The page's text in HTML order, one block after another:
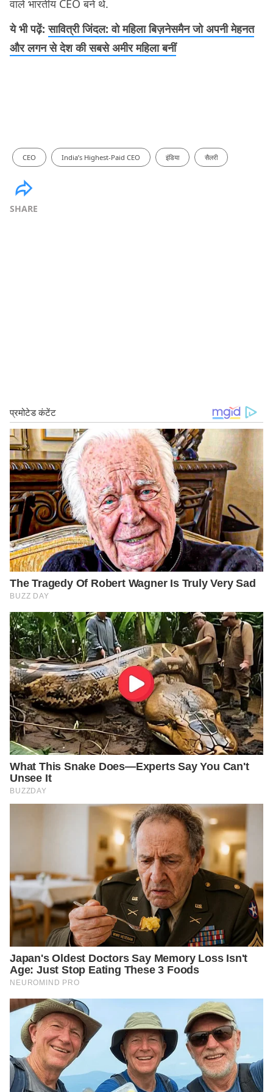
वाले भारतीय CEO बने थे.
ये भी पढ़ें:सावित्री जिंदल: वो महिला बिज़नेसमैन जो अपनी मेहनत
और लगन से देश की सबसे अमीर महिला बनीं
CEO India’s Highest-Paid CEO इंडिया सैलरी
SHARE